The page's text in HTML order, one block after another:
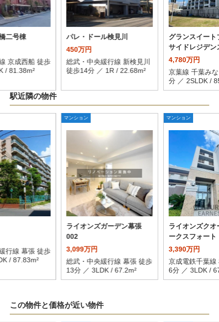
二号棟
京成西船 徒歩
/ 81.38m²
パレ・ドール検見川
450万円
総武・中央緩行線 新検見川
徒歩14分 ／ 1R / 22.68m²
グランスイート
サイドレジデン
4,780万円
京葉線 千葉み
分 ／ 2SLDK /
駅近隣の物件
行線 幕張 徒歩
/ 87.83m²
マンション
ライオンズガーデン幕張
002
3,099万円
総武・中央緩行線 幕張 徒歩
13分 ／ 3LDK / 67.2m²
マンション
ライオンズクオ
ークスフォート
3,390万円
京成電鉄千葉線
6分 ／ 3LDK /
この物件と価格が近い物件